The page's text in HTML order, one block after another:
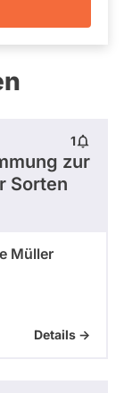
1
zur
Sorten
Müller
Details ->